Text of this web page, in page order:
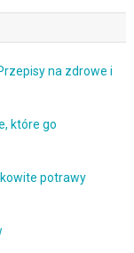
na zdrowe i
które go
potrawy